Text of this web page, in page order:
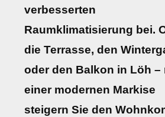
verbesserten
Raumklimatisierung bei.
die Terrasse, den
oder den Balkon in Löh –
einer modernen Markise
steigern Sie den